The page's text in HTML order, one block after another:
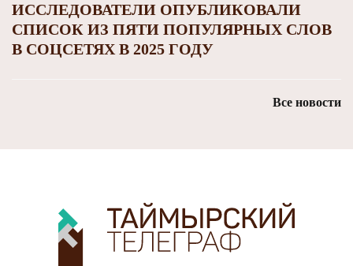
ИССЛЕДОВАТЕЛИ ОПУБЛИКОВАЛИ
СПИСОК ИЗ ПЯТИ ПОПУЛЯРНЫХ СЛОВ
В СОЦСЕТЯХ В 2025 ГОДУ
Все новости